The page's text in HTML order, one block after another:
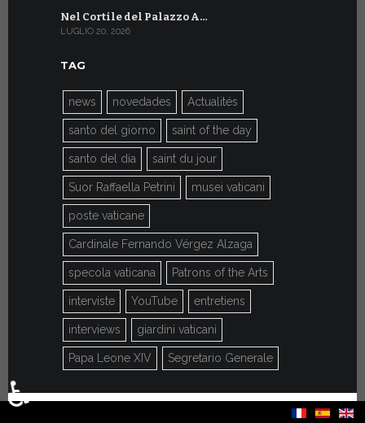
Nel Cortile del Palazzo A…
LUGLIO 20, 2026
TAG
news novedades Actualités
santo del giorno saint of the day
santo del día saint du jour
Suor Raffaella Petrini musei vaticani
poste vaticane
Cardinale Fernando Vérgez Alzaga
specola vaticana Patrons of the Arts
interviste YouTube entretiens
interviews giardini vaticani
Papa Leone XIV Segretario Generale
Seleziona la tua lingua